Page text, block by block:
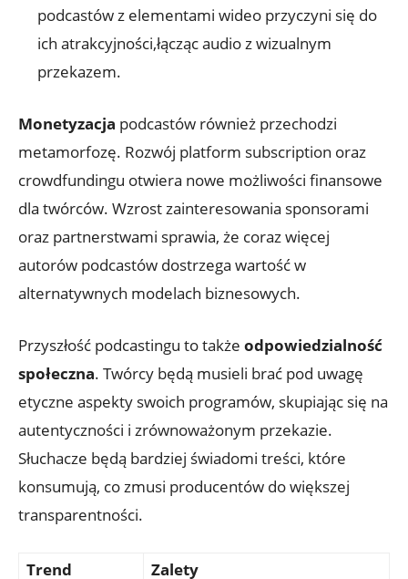
podcastów z elementami wideo przyczyni się do
ich atrakcyjności,łącząc audio z wizualnym
przekazem.
Monetyzacja podcastów również przechodzi
metamorfozę. Rozwój platform subscription oraz
crowdfundingu otwiera nowe możliwości finansowe
dla twórców. Wzrost zainteresowania sponsorami
oraz partnerstwami sprawia, że coraz więcej
autorów podcastów dostrzega wartość w
alternatywnych modelach biznesowych.
Przyszłość podcastingu to także odpowiedzialność
społeczna. Twórcy będą musieli brać pod uwagę
etyczne aspekty swoich programów, skupiając się na
autentyczności i zrównoważonym przekazie.
Słuchacze będą bardziej świadomi treści, które
konsumują, co zmusi producentów do większej
transparentności.
Trend Zalety